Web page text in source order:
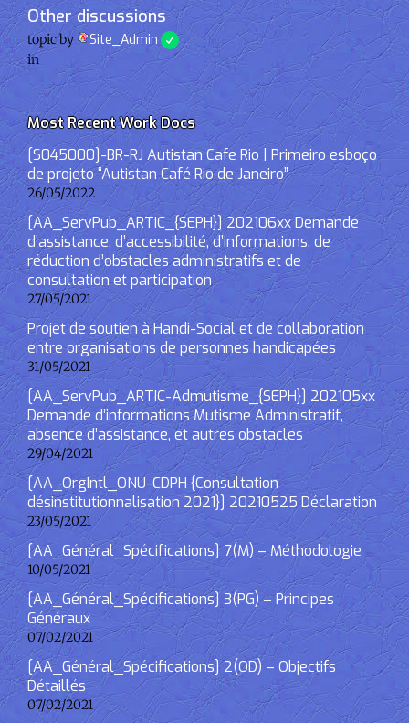
Other discussions
topic by Site_Admin
in
Most Recent Work Docs
[S045000]-BR-RJ Autistan Cafe Rio | Primeiro esboço
de projeto “Autistan Café Rio de Janeiro”
26/05/2022
[AA_ServPub_ARTIC_{SEPH}] 202106xx Demande
d’assistance, d’accessibilité, d’informations, de
réduction d’obstacles administratifs et de
consultation et participation
27/05/2021
Projet de soutien à Handi-Social et de collaboration
entre organisations de personnes handicapées
31/05/2021
[AA_ServPub_ARTIC-Admutisme_{SEPH}] 202105xx
Demande d’informations Mutisme Administratif,
absence d’assistance, et autres obstacles
29/04/2021
[AA_OrgIntl_ONU-CDPH {Consultation
désinstitutionnalisation 2021}] 20210525 Déclaration
23/05/2021
[AA_Général_Spécifications] 7(M) – Méthodologie
10/05/2021
[AA_Général_Spécifications] 3(PG) – Principes
Généraux
07/02/2021
[AA_Général_Spécifications] 2(OD) – Objectifs
Détaillés
07/02/2021